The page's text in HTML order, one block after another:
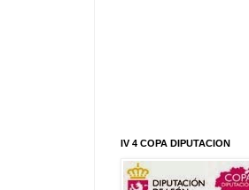
IV 4 COPA DIPUTACION